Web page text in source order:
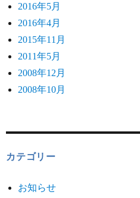
2016年5月
2016年4月
2015年11月
2011年5月
2008年12月
2008年10月
カテゴリー
お知らせ